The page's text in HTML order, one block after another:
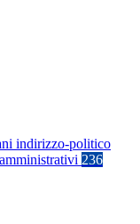
indirizzo-politico
236